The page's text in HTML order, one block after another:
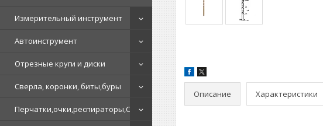
Измерительный инструмент
Автоинструмент
Отрезные круги и диски
Сверла, коронки, биты,буры
Перчатки,очки,респираторы,СИЗ
Описание Характеристики